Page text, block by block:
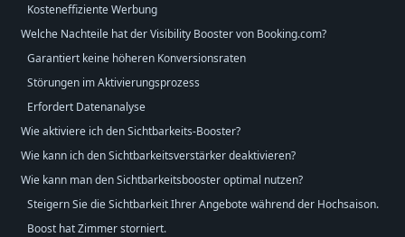
Kosteneffiziente Werbung
Welche Nachteile hat der Visibility Booster von Booking.com?
Garantiert keine höheren Konversionsraten
Störungen im Aktivierungsprozess
Erfordert Datenanalyse
Wie aktiviere ich den Sichtbarkeits-Booster?
Wie kann ich den Sichtbarkeitsverstärker deaktivieren?
Wie kann man den Sichtbarkeitsbooster optimal nutzen?
Steigern Sie die Sichtbarkeit Ihrer Angebote während der Hochsaison.
Boost hat Zimmer storniert.